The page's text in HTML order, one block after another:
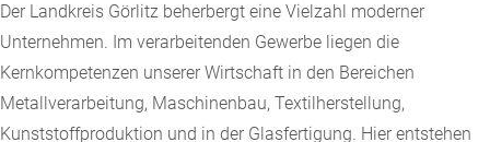
Der Landkreis Görlitz beherbergt eine Vielzahl moderner
Unternehmen. Im verarbeitenden Gewerbe liegen die
Kernkompetenzen unserer Wirtschaft in den Bereichen
Metallverarbeitung, Maschinenbau, Textilherstellung,
Kunststoffproduktion und in der Glasfertigung. Hier entstehen